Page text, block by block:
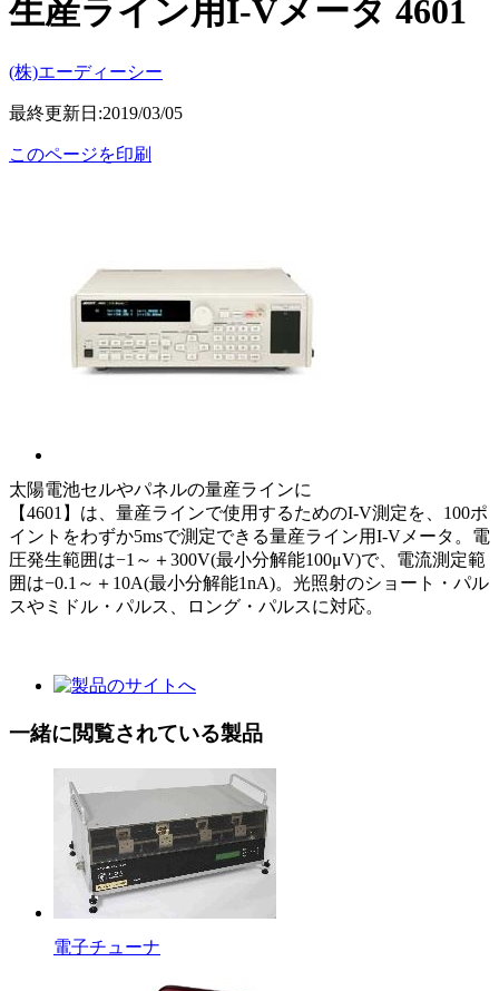
生産ライン用I-Vメータ 4601
(株)エーディーシー
最終更新日:2019/03/05
このページを印刷
太陽電池セルやパネルの量産ラインに
【4601】は、量産ラインで使用するためのI-V測定を、100ポ
イントをわずか5msで測定できる量産ライン用I-Vメータ。電
圧発生範囲は−1～＋300V(最小分解能100μV)で、電流測定範
囲は−0.1～＋10A(最小分解能1nA)。光照射のショート・パル
スやミドル・パルス、ロング・パルスに対応。
一緒に閲覧されている製品
電子チューナ